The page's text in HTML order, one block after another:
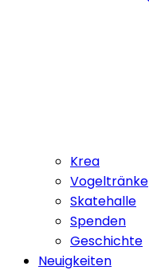
Krea
Vogeltränke
Skatehalle
Spenden
Geschichte
Neuigkeiten